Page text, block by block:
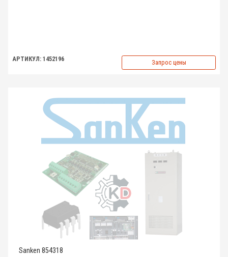
АРТИКУЛ: 1452196 Запрос цены
Sanken 854318